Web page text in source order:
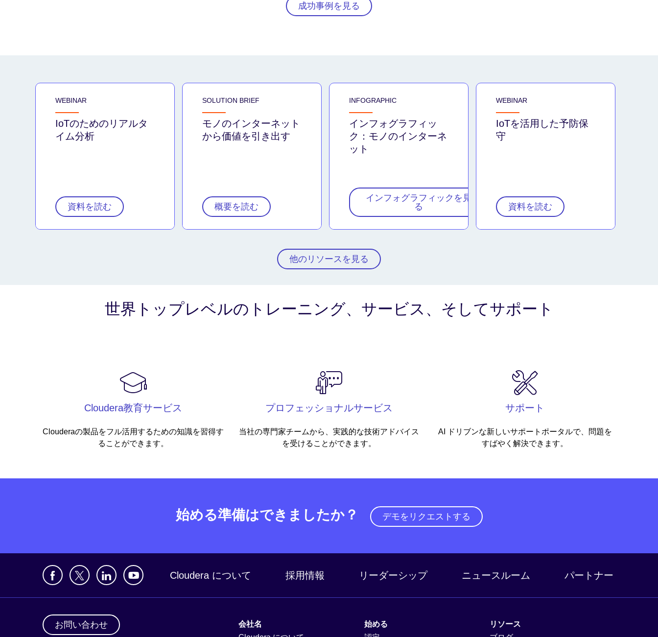
成功事例を見る
WEBINAR
IoTのためのリアルタ
イム分析
資料を読む
SOLUTION BRIEF
モノのインターネット
から価値を引き出す
概要を読む
INFOGRAPHIC
インフォグラフィッ
ク：モノのインターネ
ット
インフォグラフィックを見
る
WEBINAR
IoTを活用した予防保
守
資料を読む
他のリソースを見る
世界トップレベルのトレーニング、サービス、そしてサポート
Cloudera教育サービス
Clouderaの製品をフル活用するための知識を習得す
ることができます。
プロフェッショナルサービス
当社の専門家チームから、実践的な技術アドバイス
を受けることができます。
サポート
AI ドリブンな新しいサポートポータルで、問題を
すばやく解決できます。
始める準備はできましたか？ デモをリクエストする
Cloudera について 採用情報 リーダーシップ ニュースルーム パートナー
お問い合わせ
会社名
始める
リソース